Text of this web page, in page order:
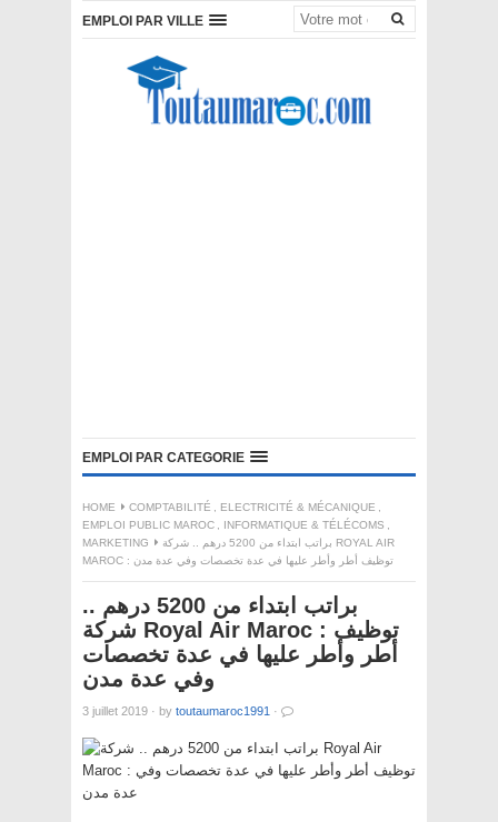
EMPLOI PAR VILLE
EMPLOI PAR CATEGORIE
HOME COMPTABILITÉ , ELECTRICITÉ & MÉCANIQUE ,
EMPLOI PUBLIC MAROC , INFORMATIQUE & TÉLÉCOMS ,
MARKETING
براتب ابتداء من 5200 درهم .. شركة ROYAL AIR
MAROC : توظيف أطر وأطر عليها في عدة تخصصات وفي عدة مدن
براتب ابتداء من 5200 درهم ..
شركة Royal Air Maroc : توظيف
أطر وأطر عليها في عدة تخصصات
وفي عدة مدن
3 juillet 2019 · by toutaumaroc1991 ·